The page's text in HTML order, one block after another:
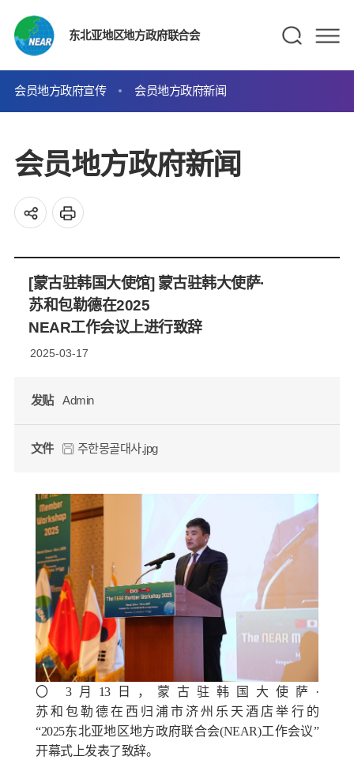
东北亚地区地方政府联合会
会员地方政府宣传 会员地方政府新闻
会员地方政府新闻
[蒙古驻韩国大使馆] 蒙古驻韩大使萨·
苏和包勒德在2025
NEAR工作会议上进行致辞
2025-03-17
发贴 Admin
文件 주한몽골대사.jpg
〇 3月 13日，蒙古 驻韩国 大使 萨·
苏和包勒德在西 归浦市济州 乐 天酒店举 行的
“2025东北亚地区地方政府联合会(NEAR)工作会议”
开幕式上发表了致辞。